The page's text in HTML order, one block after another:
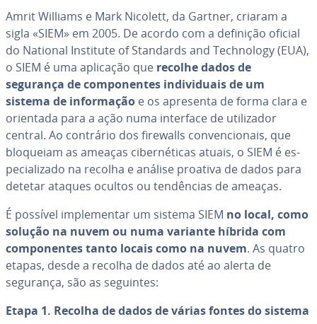
Amrit Williams e Mark Nicolett, da Gartner, criaram a
sigla «SIEM» em 2005. De acordo com a definição oficial
do National Institute of Standards and Te­ch­no­logy (EUA),
o SIEM é uma aplicação que recolhe dados de
segurança de com­po­nen­tes in­di­vi­du­ais de um
sistema de in­for­ma­ção e os apresenta de forma clara e
orientada para a ação numa interface de uti­li­za­dor
central. Ao contrário dos firewalls con­ven­ci­o­nais, que
bloqueiam as ameaças ci­ber­né­ti­cas atuais, o SIEM é es­
pe­ci­a­li­zado na recolha e análise proativa de dados para
detetar ataques ocultos ou ten­dên­cias de ameaças.
É possível im­ple­men­tar um sistema SIEM no local, como
solução na nuvem ou numa variante híbrida com
com­po­nen­tes tanto locais como na nuvem. As quatro
etapas, desde a recolha de dados até ao alerta de
segurança, são as seguintes:
Etapa 1. Recolha de dados de várias fontes do sistema